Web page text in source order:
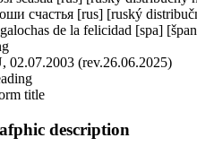
счастья [rus] [ruský
de la felicidad [spa]
02.07.2003 (rev.26.06.2025)
title
description